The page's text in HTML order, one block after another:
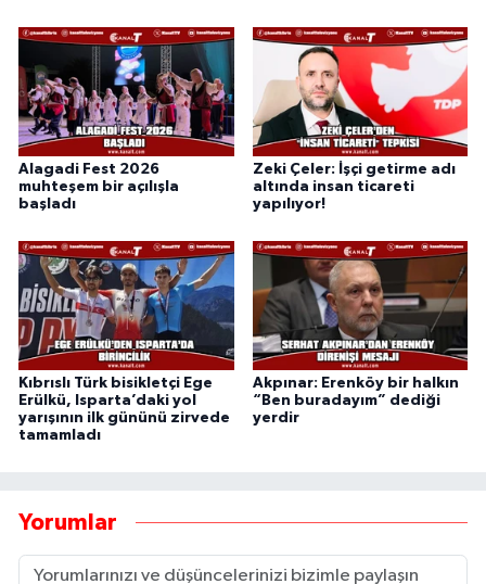
Alagadi Fest 2026
muhteşem bir açılışla
başladı
Zeki Çeler: İşçi getirme adı
altında insan ticareti
yapılıyor!
Kıbrıslı Türk bisikletçi Ege
Erülkü, Isparta’daki yol
yarışının ilk gününü zirvede
tamamladı
Akpınar: Erenköy bir halkın
“Ben buradayım” dediği
yerdir
Yorumlar